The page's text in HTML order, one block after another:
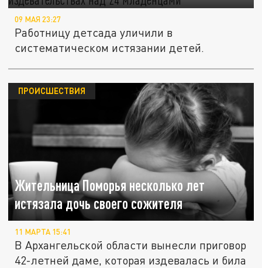
09 МАЯ 23:27
Работницу детсада уличили в
систематическом истязании детей.
Жительница Поморья несколько лет
истязала дочь своего сожителя
ПРОИСШЕСТВИЯ
11 МАРТА 15:41
В Архангельской области вынесли приговор
42-летней даме, которая издевалась и била